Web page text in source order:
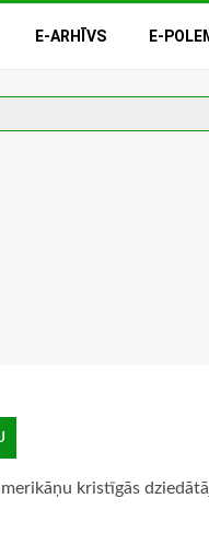
E-ARHĪVS E-
kristīgās